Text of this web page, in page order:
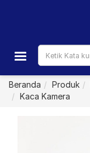
Beranda Produk
Kaca Kamera